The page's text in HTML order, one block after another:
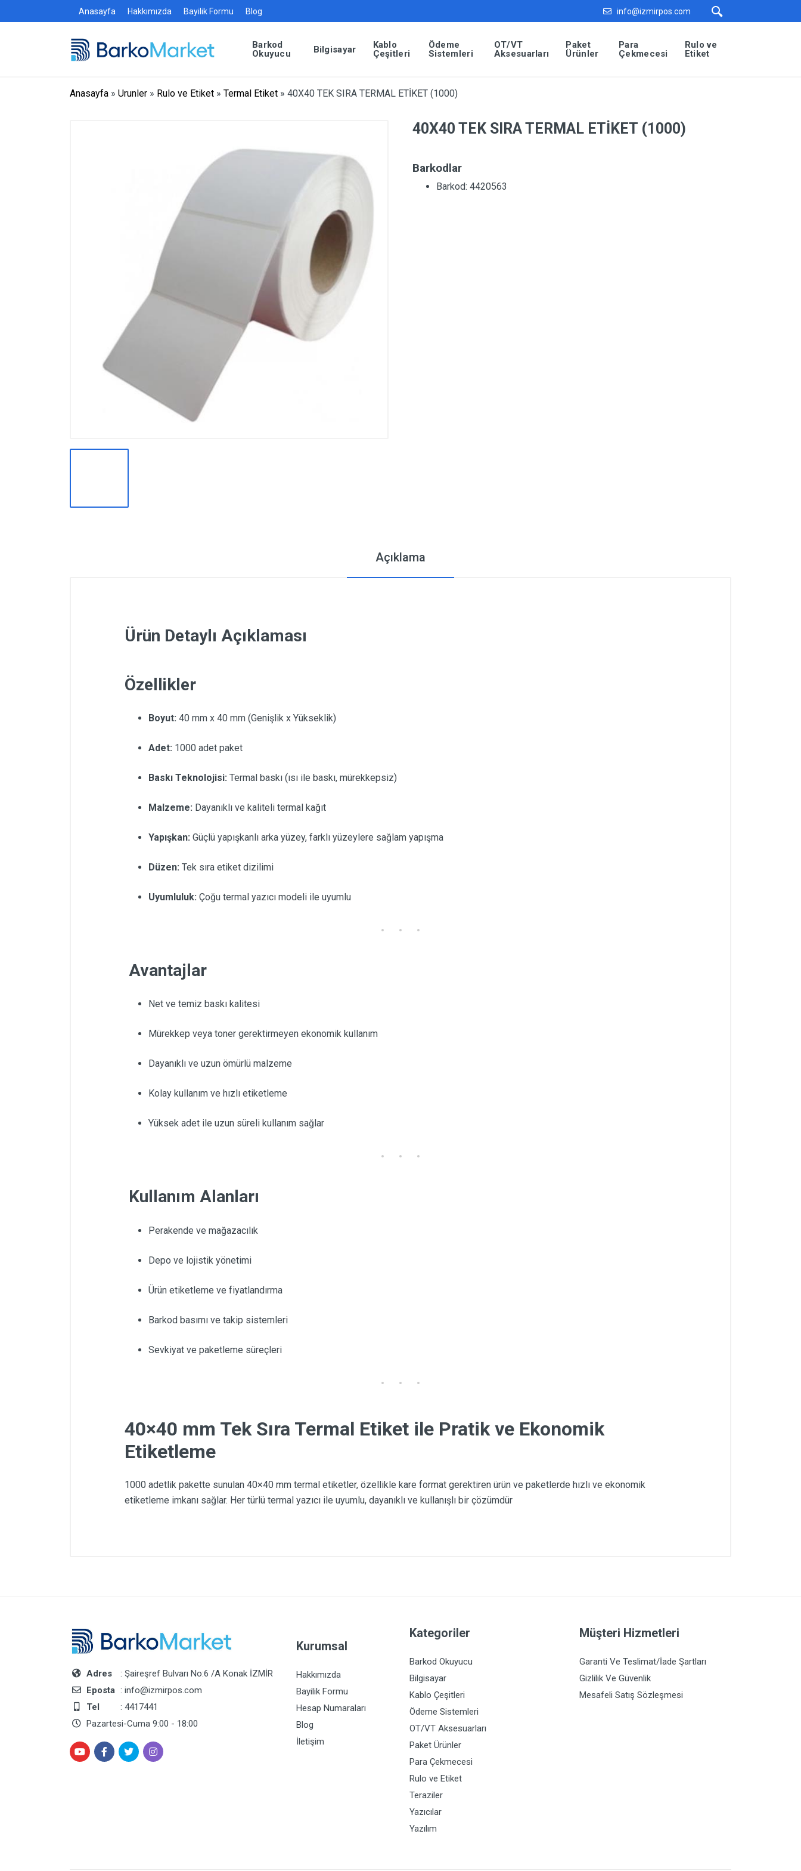
Anasayfa Hakkımızda Bayilik Formu Blog info@izmirpos.com
Barkod
Okuyucu
Bilgisayar
Kablo
Çeşitleri
Ödeme
Sistemleri
OT/VT
Aksesuarları
Paket
Ürünler
Para
Çekmecesi
Rulo ve
Etiket
Anasayfa » Urunler » Rulo ve Etiket » Termal Etiket » 40X40 TEK SIRA TERMAL ETİKET (1000)
40X40 TEK SIRA TERMAL ETİKET (1000)
Barkodlar
Barkod: 4420563
Açıklama
Ürün Detaylı Açıklaması
Özellikler
Boyut: 40 mm x 40 mm (Genişlik x Yükseklik)
Adet: 1000 adet paket
Baskı Teknolojisi: Termal baskı (ısı ile baskı, mürekkepsiz)
Malzeme: Dayanıklı ve kaliteli termal kağıt
Yapışkan: Güçlü yapışkanlı arka yüzey, farklı yüzeylere sağlam yapışma
Düzen: Tek sıra etiket dizilimi
Uyumluluk: Çoğu termal yazıcı modeli ile uyumlu
Avantajlar
Net ve temiz baskı kalitesi
Mürekkep veya toner gerektirmeyen ekonomik kullanım
Dayanıklı ve uzun ömürlü malzeme
Kolay kullanım ve hızlı etiketleme
Yüksek adet ile uzun süreli kullanım sağlar
Kullanım Alanları
Perakende ve mağazacılık
Depo ve lojistik yönetimi
Ürün etiketleme ve fiyatlandırma
Barkod basımı ve takip sistemleri
Sevkiyat ve paketleme süreçleri
40×40 mm Tek Sıra Termal Etiket ile Pratik ve Ekonomik
Etiketleme
1000 adetlik pakette sunulan 40×40 mm termal etiketler, özellikle kare format gerektiren ürün ve paketlerde hızlı ve ekonomik
etiketleme imkanı sağlar. Her türlü termal yazıcı ile uyumlu, dayanıklı ve kullanışlı bir çözümdür
Adres
: Şaireşref Bulvarı No:6 /A Konak İZMİR
Eposta : info@izmirpos.com
Tel
: 4417441
Pazartesi-Cuma 9:00 - 18:00
Kurumsal
Hakkımızda
Bayilik Formu
Hesap Numaraları
Blog
İletişim
Kategoriler
Barkod Okuyucu
Bilgisayar
Kablo Çeşitleri
Ödeme Sistemleri
OT/VT Aksesuarları
Paket Ürünler
Para Çekmecesi
Rulo ve Etiket
Teraziler
Yazıcılar
Yazılım
Müşteri Hizmetleri
Garanti Ve Teslimat/İade Şartları
Gizlilik Ve Güvenlik
Mesafeli Satış Sözleşmesi